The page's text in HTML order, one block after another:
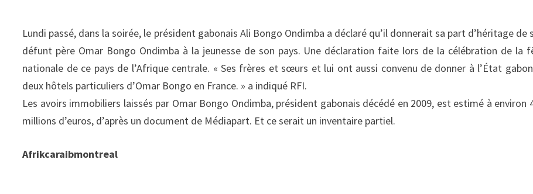
Lundi passé, dans la soirée, le président gabonais Ali Bongo Ondimba a déclaré qu’il donnerait sa part d’héritage de
défunt père Omar Bongo Ondimba à la jeunesse de son pays. Une déclaration faite lors de la célébration de la
nationale de ce pays de l’Afrique centrale. « Ses frères et sœurs et lui ont aussi convenu de donner à l’État
deux hôtels particuliers d’Omar Bongo en France. » a indiqué RFI.
Les avoirs immobiliers laissés par Omar Bongo Ondimba, président gabonais décédé en 2009, est estimé à environ
millions d’euros, d’après un document de Médiapart. Et ce serait un inventaire partiel.
Afrikcaraibmontreal